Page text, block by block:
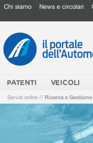
Chi siamo News e circolari
PATENTI VEICOLI
Servizi online // Ricerca e